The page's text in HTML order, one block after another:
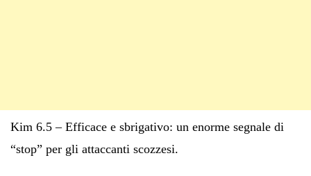
Kim 6.5 – Efficace e sbrigativo: un enorme segnale di
“stop” per gli attaccanti scozzesi.